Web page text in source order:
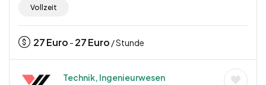
Vollzeit
27Euro - 27Euro / Stunde
Technik, Ingenieurwesen